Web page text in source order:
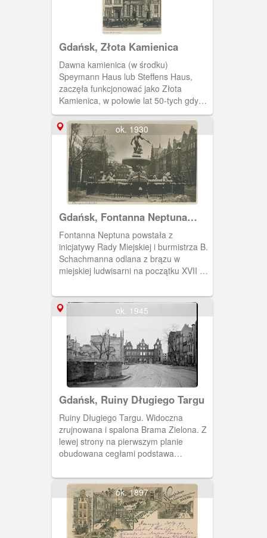
Gdańsk, Złota Kamienica
Dawna kamienica (w środku)
Speymann Haus lub Steffens Haus,
zaczęła funkcjonować jako Złota
Kamienica, w połowie lat 50-tych gdy
trwałą jej rekonstrukcja, ze zniszczeń
wojennych.
ok. 1930
Gdańsk, Fontanna Neptuna
zimą
Fontanna Neptuna powstała z
inicjatywy Rady Miejskiej i burmistrza B.
Schachmanna odlana z brązu w
miejskiej ludwisarni na początku XVII w.
reprezentacyjnej części Głównego
Miasta, w pobliżu Dworu Artusa i
Ratusza Głównego Miasta.
ok. 1945
Gdańsk, Ruiny Długiego Targu
Ruiny Długiego Targu. Widoczna
zrujnowana i spalona Brama Zielona. Z
lewej strony na pierwszym planie
obudowana cegłami podstawa
ok. 1897